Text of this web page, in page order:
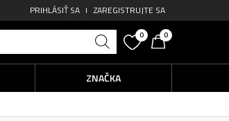
PRIHLÁSIŤ SA ZAREGISTRUJTE SA
0 0
ZNAČKA